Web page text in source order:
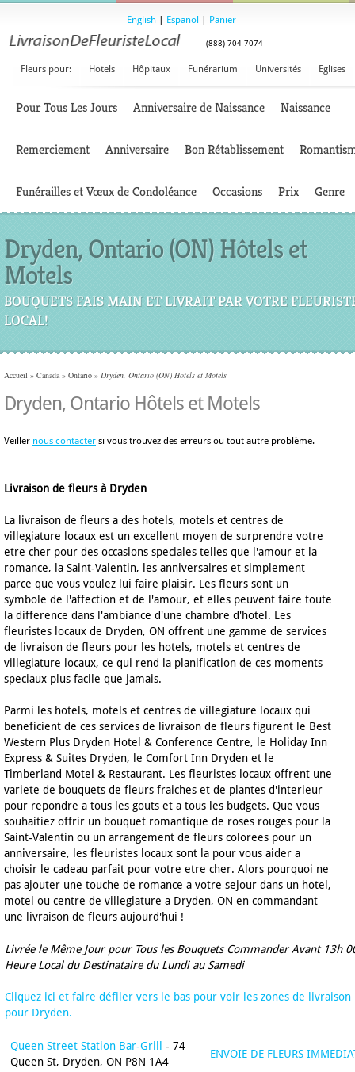
English Espanol Panier
(888) 704-7074
Fleurs pour: Hotels Hôpitaux Funérarium Universités Eglises
Pour Tous Les Jours Anniversaire de Naissance Naissance
Remerciement Anniversaire Bon Rétablissement
Funérailles et Vœux de Condoléance Occasions Prix Genre
Dryden, Ontario (ON) Hôtels et
Motels
BOUQUETS FAIS MAIN ET LIVRAIT PAR VOTRE
LOCAL!
Accueil » Canada » Ontario » Dryden, Ontario (ON) Hôtels et Motels
Dryden, Ontario Hôtels et Motels
Veiller nous contacter si vous trouvez des erreurs ou tout autre problème.
Livraison de fleurs à Dryden
La livraison de fleurs a des hotels, motels et centres de
villegiature locaux est un excellent moyen de surprendre votre
etre cher pour des occasions speciales telles que l'amour et la
romance, la Saint-Valentin, les anniversaires et simplement
parce que vous voulez lui faire plaisir. Les fleurs sont un
symbole de l'affection et de l'amour, et elles peuvent faire toute
la difference dans l'ambiance d'une chambre d'hotel. Les
fleuristes locaux de Dryden, ON offrent une gamme de services
de livraison de fleurs pour les hotels, motels et centres de
villegiature locaux, ce qui rend la planification de ces moments
speciaux plus facile que jamais.
Parmi les hotels, motels et centres de villegiature locaux qui
beneficient de ces services de livraison de fleurs figurent le Best
Western Plus Dryden Hotel & Conference Centre, le Holiday Inn
Express & Suites Dryden, le Comfort Inn Dryden et le
Timberland Motel & Restaurant. Les fleuristes locaux offrent une
variete de bouquets de fleurs fraiches et de plantes d'interieur
pour repondre a tous les gouts et a tous les budgets. Que vous
souhaitiez offrir un bouquet romantique de roses rouges pour la
Saint-Valentin ou un arrangement de fleurs colorees pour un
anniversaire, les fleuristes locaux sont la pour vous aider a
choisir le cadeau parfait pour votre etre cher. Alors pourquoi ne
pas ajouter une touche de romance a votre sejour dans un hotel,
motel ou centre de villegiature a Dryden, ON en commandant
une livraison de fleurs aujourd'hui !
Livrée le Même Jour pour Tous les Bouquets Commander Avant 13h
Heure Local du Destinataire du Lundi au Samedi
Cliquez ici et faire défiler vers le bas pour voir les zones de livraison
pour Dryden.
Queen Street Station Bar-Grill
- 74
Queen St, Dryden, ON P8N 1A4
ENVOIE DE FLEURS